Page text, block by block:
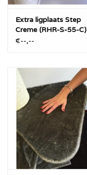
Extra ligplaats Step
Creme (RHR-S-55-C)
€--,--